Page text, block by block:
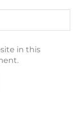
in this